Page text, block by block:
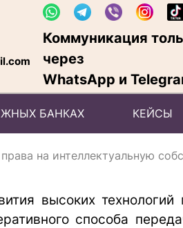
Коммуникация
через
WhatsApp и
БАНКАХ КЕЙСЫ
на интеллектуальную
высоких
способа